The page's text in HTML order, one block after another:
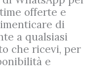
offerte e
di
a qualsiasi
che ricevi, per
e